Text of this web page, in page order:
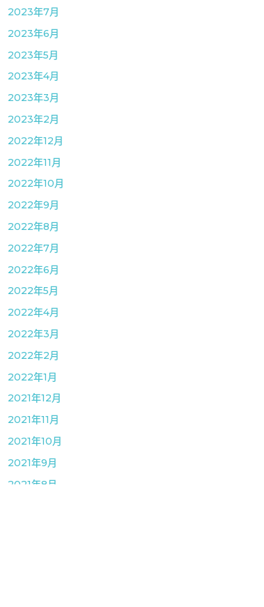
2023年7月
2023年6月
2023年5月
2023年4月
2023年3月
2023年2月
2022年12月
2022年11月
2022年10月
2022年9月
2022年8月
2022年7月
2022年6月
2022年5月
2022年4月
2022年3月
2022年2月
2022年1月
2021年12月
2021年11月
2021年10月
2021年9月
2021年8月